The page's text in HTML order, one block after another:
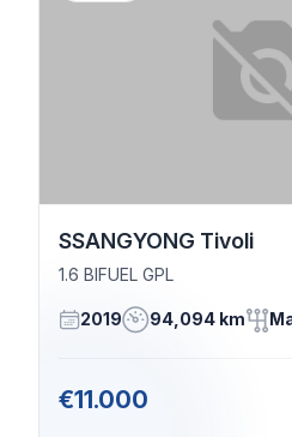
SSANGYONG Tivoli
1.6 BIFUEL GPL
2019 94,094 km
€11.000